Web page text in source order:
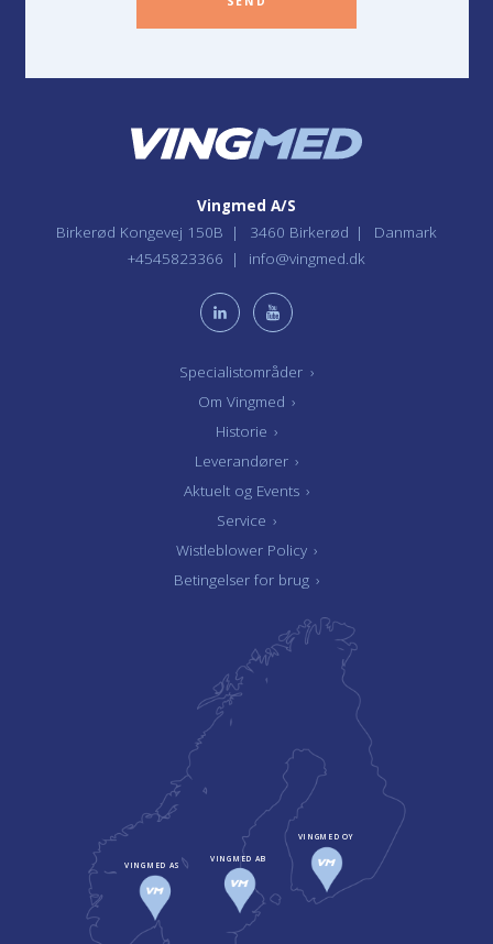
Specialistområder ›
Om Vingmed ›
Historie ›
Leverandører ›
Aktuelt og Events ›
Service ›
Wistleblower Policy ›
Betingelser for brug ›
Vingmed A/S
Birkerød Kongevej 150B
3460 Birkerød
Danmark
+4545823366
info@vingmed.dk
VINGMED AS
VINGMED AB
VINGMED OY